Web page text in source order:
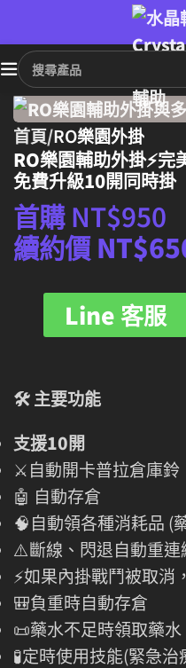
首頁 RO樂園外掛
RO樂園輔助外掛⚡完
免費升級10開同時掛
首購NT$950
續約價
Line 客服
🛠️ 主要功能
支援10開
⚔️自動開卡普拉倉庫鈴
🤖 自動存倉
🧠自動領各種消耗品 (
⚠️斷線、閃退自動重連
⚡如果內掛戰鬥被取
🎒負重時自動存倉
📜藥水不足時領取藥水
🧪定時使用技能(緊急治